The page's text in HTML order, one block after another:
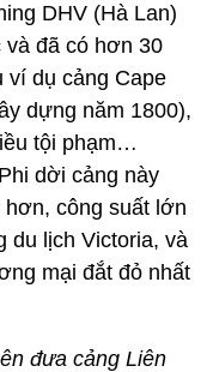
DHV (Hà Lan)
đã có hơn 30
ví dụ cảng Cape
dựng năm 1800),
tội phạm…
dời cảng này
công suất lớn
du lịch Victoria, và
mại đắt đỏ nhất
đưa cảng Liên